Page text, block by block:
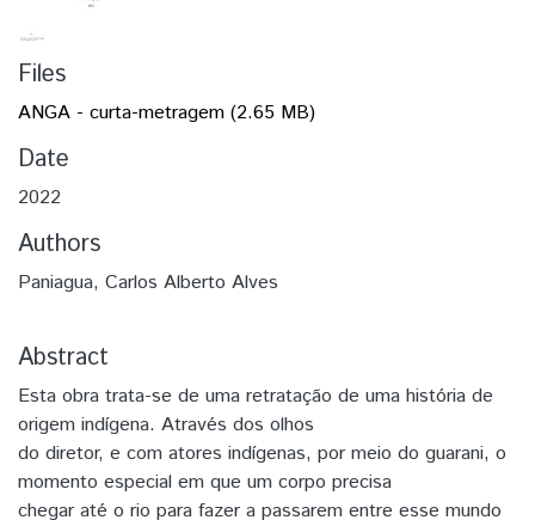
Files
ANGA - curta-metragem (2.65 MB)
Date
2022
Authors
Paniagua, Carlos Alberto Alves
Abstract
Esta obra trata-se de uma retratação de uma história de
origem indígena. Através dos olhos
do diretor, e com atores indígenas, por meio do guarani, o
momento especial em que um corpo precisa
chegar até o rio para fazer a passarem entre esse mundo